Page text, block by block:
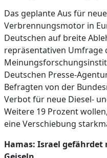
Das geplante Aus für
Verbrennungsmotor in
Deutschen auf breite
repräsentativen Umfrage
Deutschen Presse-
Befragten von der
Verbot für neue Diesel-
Weitere 19 Prozent
eine Verschiebung
Hamas: Israel gefährdet